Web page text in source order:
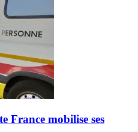
France mobilise ses